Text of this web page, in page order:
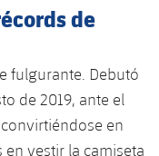
de
fulgurante. Debutó
de 2019, ante el
en
vestir la camiseta